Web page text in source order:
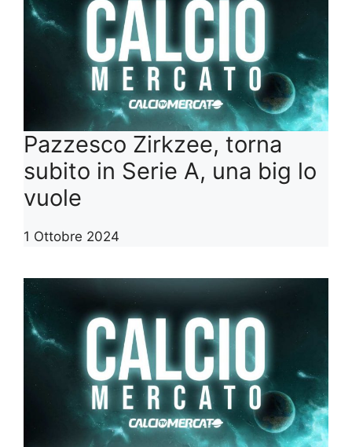
Pazzesco Zirkzee, torna
subito in Serie A, una big lo
vuole
1 Ottobre 2024